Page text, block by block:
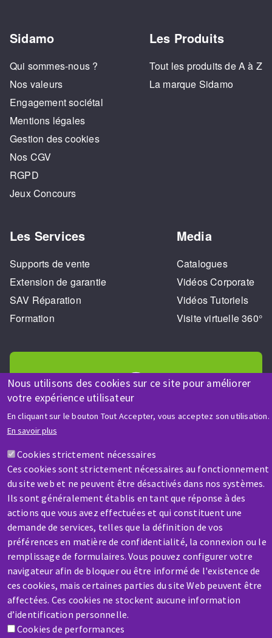
Nous utilisons des cookies sur ce site pour améliorer
votre expérience utilisateur
En cliquant sur le bouton Tout Accepter, vous acceptez son utilisation.
En savoir plus
Cookies strictement nécessaires
Ces cookies sont strictement nécessaires au fonctionnement
du site web et ne peuvent être désactivés dans nos systèmes.
Ils sont généralement établis en tant que réponse à des
actions que vous avez effectuées et qui constituent une
demande de services, telles que la définition de vos
préférences en matière de confidentialité, la connexion ou le
remplissage de formulaires. Vous pouvez configurer votre
navigateur afin de bloquer ou être informé de l'existence de
ces cookies, mais certaines parties du site Web peuvent être
affectées. Ces cookies ne stockent aucune information
d’identification personnelle.
Cookies de performances
Sidamo
Qui sommes-nous ?
Nos valeurs
Engagement sociétal
Mentions légales
Gestion des cookies
Nos CGV
RGPD
Jeux Concours
Les Produits
Tout les produits de A à Z
La marque Sidamo
Les Services
Supports de vente
Extension de garantie
SAV Réparation
Formation
Media
Catalogues
Vidéos Corporate
Vidéos Tutoriels
Visite virtuelle 360°
AIDE & CONTACT
Une question ? Un renseignement ?
Contactez-nous
SAV / RÉPARATION
Une machine cassée ? En panne ?
Contactez-nous